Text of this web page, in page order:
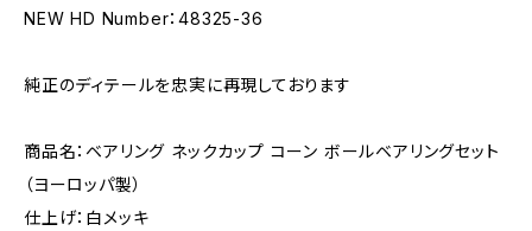
NEW HD Number：48325-36
純正のディテールを忠実に再現しております
商品名：ベアリング ネックカップ コーン ボールベアリングセット
（ヨーロッパ製）
仕上げ：白メッキ